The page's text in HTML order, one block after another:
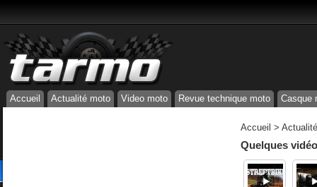
Accueil Actualité moto Video moto Revue technique moto Casque
Accueil >
Quelques